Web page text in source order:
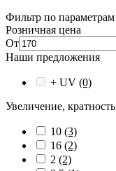
Фильтр по параметрам
Розничная цена
От
Наши предложения
+ UV (0)
Увеличение, кратность
10 (3)
16 (2)
2 (2)